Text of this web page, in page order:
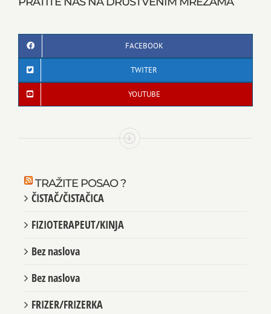
FACEBOOK
TWITER
YOUTUBE
TRAŽITE POSAO ?
ČISTAČ/ČISTAČICA
FIZIOTERAPEUT/KINJA
Bez naslova
Bez naslova
FRIZER/FRIZERKA